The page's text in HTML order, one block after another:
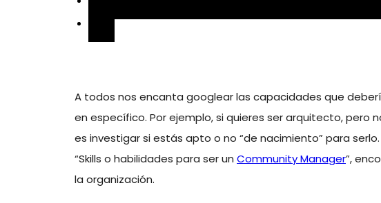
A todos nos encanta googlear las capacidades que
en específico. Por ejemplo, si quieres ser arquitecto, pero
es investigar si estás apto o no “de nacimiento” para
“Skills o habilidades para ser un Community Manager”,
la organización.